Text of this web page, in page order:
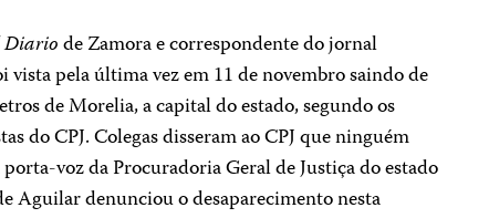
Diariode Zamora e correspondente do jornal
vista pela última vez em 11 de novembro saindo de
de Morelia, a capital do estado, segundo os
do CPJ. Colegas disseram ao CPJ que ninguém
voz da Procuradoria Geral de Justiça do estado
Aguilar denunciou o desaparecimento nesta